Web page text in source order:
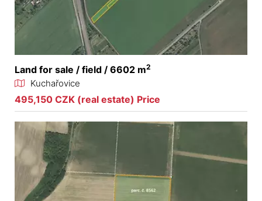
Land for sale / field / 6602 m2
Kuchařovice
495,150 CZK (real estate) Price